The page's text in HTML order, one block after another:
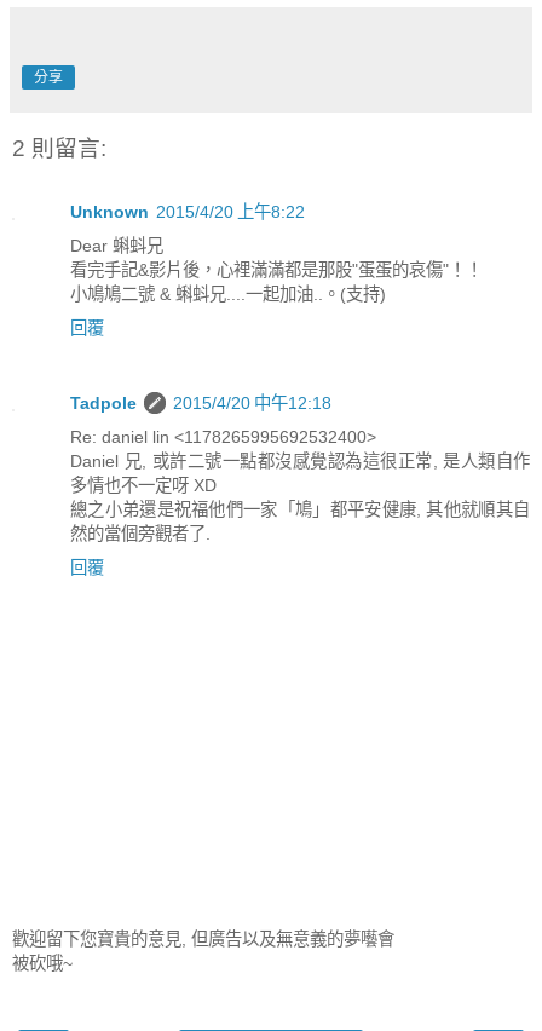
分享
2 則留言:
Unknown 2015/4/20 上午8:22
Dear 蝌蚪兄
看完手記&影片後，心裡滿滿都是那股"蛋蛋的哀傷"！！
小鳩鳩二號 & 蝌蚪兄....一起加油..。(支持)
回覆
Tadpole
2015/4/20 中午12:18
Re: daniel lin <1178265995692532400>
Daniel 兄, 或許二號一點都沒感覺認為這很正常, 是人類自作
多情也不一定呀 XD
總之小弟還是祝福他們一家「鳩」都平安健康, 其他就順其自
然的當個旁觀者了.
回覆
歡迎留下您寶貴的意見, 但廣告以及無意義的夢囈會
被砍哦~